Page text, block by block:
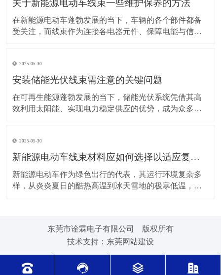
关于新能源电动车线束一些维护保养的方法
在新能源电动车蓬勃发展的当下，车辆的各个部件都备
受关注，而线束作为连接各电器元件、保障电能与信号
让车辆运行更稳定、安全，还能延长其使用寿命。 日常
驾驶习惯对线束的影响不容小觑。平稳驾驶是维护线束
2025-05-30
安装储能光伏线束需注意的关键问题
在可再生能源蓬勃发展的当下，储能光伏系统凭借其高
效利用太阳能、实现电力稳定供应的优势，成为众多领
安全。因此，在安装储能光伏线束时，有许多问题需要
格外留意。 安装前的准备工作至关重要。在开始安装前
2025-05-30
新能源电动车线束材料应如何选择以适应复杂的环境温度范围？
新能源电动车作为绿色出行的代表，其运行环境复杂多
样，从炎炎夏日的酷热高温到冰天雪地的极寒低温，车
环境下，新能源电动车的电池、电机等部件工作时会散
东莞市诠霖电子有限公司 版权所有
技术支持： 东莞网站建设